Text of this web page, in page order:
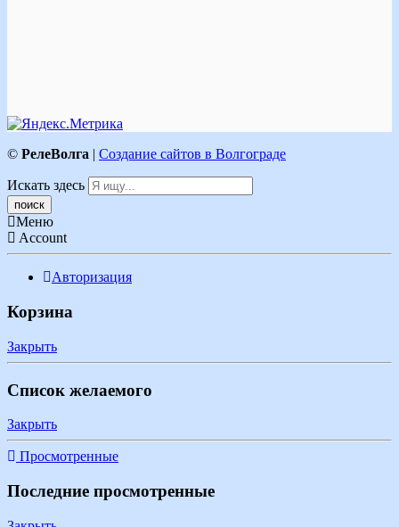
© РелеВолга | Создание сайтов в Волгограде
Искать здесь
Меню
Account
Авторизация
Корзина
Закрыть
Список желаемого
Закрыть
Просмотренные
Последние просмотренные